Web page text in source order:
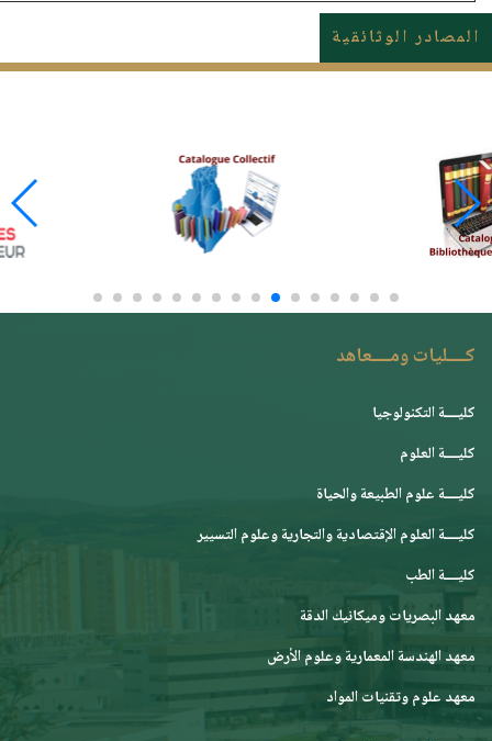
المصادر الوثائقية
كــــليات ومــــعاهد
كليــــة التكنولوجيا
كليــــة العلوم
كليــــة علوم الطبيعة والحياة
كليــــة العلوم الإقتصادية والتجارية وعلوم التسيير
كليــــة الطب
معهد البصريات وميكانيك الدقة
معهد الهندسة المعمارية وعلوم الأرض
معهد علوم وتقنيات المواد